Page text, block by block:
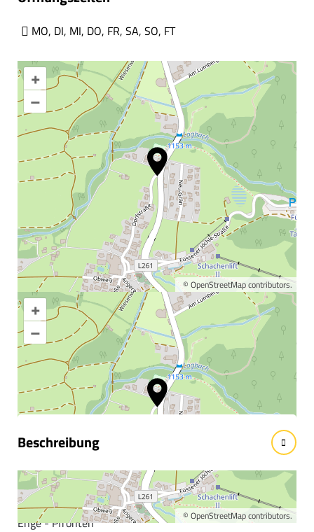
MO, DI, MI, DO, FR, SA, SO, FT
+
–
© OpenStreetMapcontributors.
+
–
© OpenStreetMapcontributors.
Karte vergrößern
Informationen &
Wissenswertes
Beschreibung
Haltestelle Grän Obergrän
Haltestelle an der Straße Richtung Ortsteil Lumberg -
Enge - Pfronten